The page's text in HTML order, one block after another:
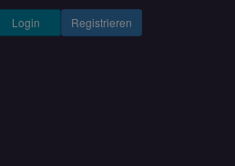
Registrieren
Login